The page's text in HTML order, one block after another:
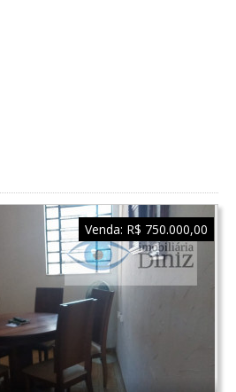
Venda: R$ 750.000,00